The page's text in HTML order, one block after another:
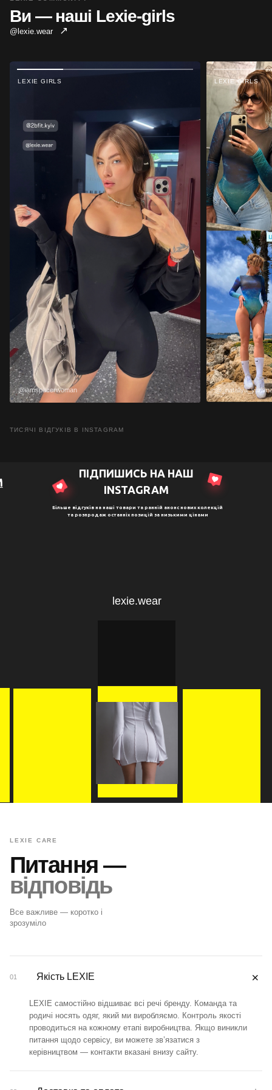
Ви — наші Lexie-girls
@lexie.wear ↗
LEXIE GIRLS
@iamspacerwoman
LEXIE GIRLS
ТИСЯЧІ ВІДГУКІВ В INSTAGRAM
ПІДПИШИСЬ НА НАШ
ІNSTAGRAM
Більше відгуків на наші товари та ранній анонс нових колекцій
та розпродаж останніх позицій за низькими цінами
lexie.wear
LEXIE CARE
Питання —
відповідь
Все важливе — коротко і
зрозуміло
01 Якість LEXIE ＋
LEXIE самостійно відшиває всі речі бренду. Команда та
родичі носять одяг, який ми виробляємо. Контроль якості
проводиться на кожному етапі виробництва. Якщо виникли
питання щодо сервісу, ви можете зв’язатися з
керівництвом — контакти вказані внизу сайту.